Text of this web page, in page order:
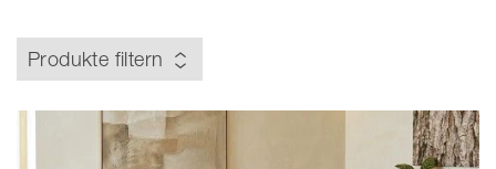
Produkte filtern